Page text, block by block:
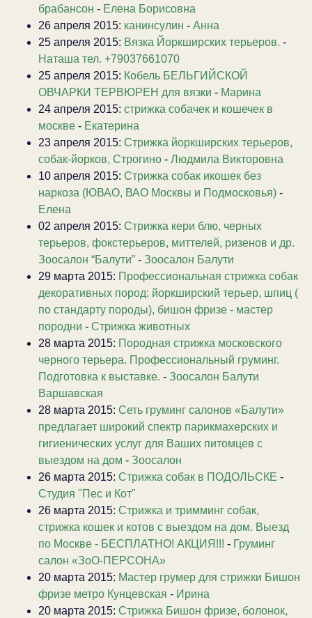
брабансон - Елена Борисовна
26 апреля 2015: канинсулин - Анна
25 апреля 2015: Вязка Йоркширских терьеров. -
Наташа тел. +79037661070
25 апреля 2015: Кобель БЕЛЬГИЙСКОЙ
ОВЧАРКИ ТЕРВЮРЕН для вязки - Марина
24 апреля 2015: стрижка собачек и кошечек в
москве - Екатерина
23 апреля 2015: Стрижка йоркширских терьеров,
собак-йорков, Строгино - Людмила Викторовна
10 апреля 2015: Стрижка собак икошек без
наркоза (ЮВАО, ВАО Москвы и Подмосковья) -
Елена
02 апреля 2015: Стрижка кери блю, черных
терьеров, фокстерьеров, миттелей, ризенов и др.
Зоосалон “Балути” - Зоосалон Балути
29 марта 2015: Профессиональная стрижка собак
декоративных пород: йоркширский терьер, шпиц (
по стандарту породы), бишон фризе - мастер
породни - Стрижка животных
28 марта 2015: Породная стрижка московского
черного терьера. Профессиональный груминг.
Подготовка к выставке. - Зоосалон Балути
Варшавская
28 марта 2015: Сеть груминг салонов «Балути»
предлагает широкий спектр парикмахерских и
гигиенических услуг для Ваших питомцев с
выездом на дом - Зоосалон
26 марта 2015: Стрижка собак в ПОДОЛЬСКЕ -
Студия "Пес и Кот"
26 марта 2015: Стрижка и тримминг собак,
стрижка кошек и котов с выездом на дом. Выезд
по Москве - БЕСПЛАТНО! АКЦИЯ!!! - Груминг
салон «ЗоО-ПЕРСОНА»
20 марта 2015: Мастер грумер для стрижки Бишон
фризе метро Кунцевская - Ирина
20 марта 2015: Стрижка Бишон фризе, болонок,